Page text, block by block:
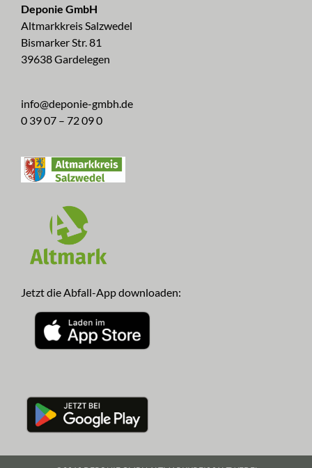
Deponie GmbH
Altmarkkreis Salzwedel
Bismarker Str. 81
39638 Gardelegen
info@deponie-gmbh.de
0 39 07 – 72 09 0
Jetzt die Abfall-App downloaden: